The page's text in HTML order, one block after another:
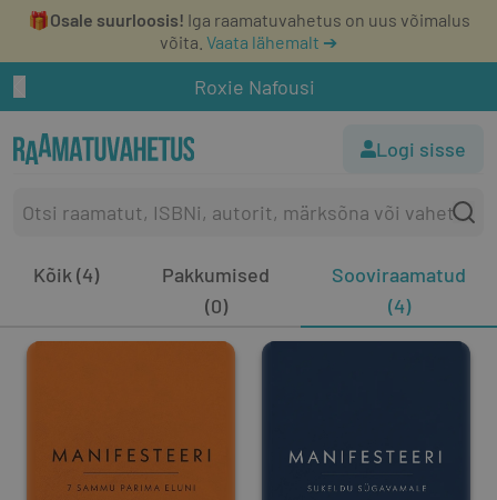
🎁Osale suurloosis! Iga raamatuvahetus on uus võimalus
võita. Vaata lähemalt ➔
Roxie Nafousi
Logi sisse
Kõik (4)
Pakkumised
(0)
Sooviraamatud
(4)